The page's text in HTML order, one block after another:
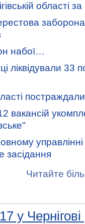
області
набої…
ліквідували 33
вакансій
управлінні
засідання
Читайте
у